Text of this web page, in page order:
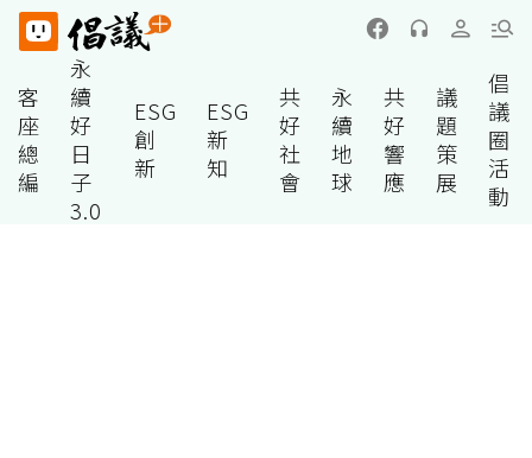
客
座
總
編
永
續
好
日
子
3.0
ESG
創
新
ESG
新
知
共
好
社
會
永
續
地
球
共
好
響
應
議
題
策
展
倡
議
圈
活
動